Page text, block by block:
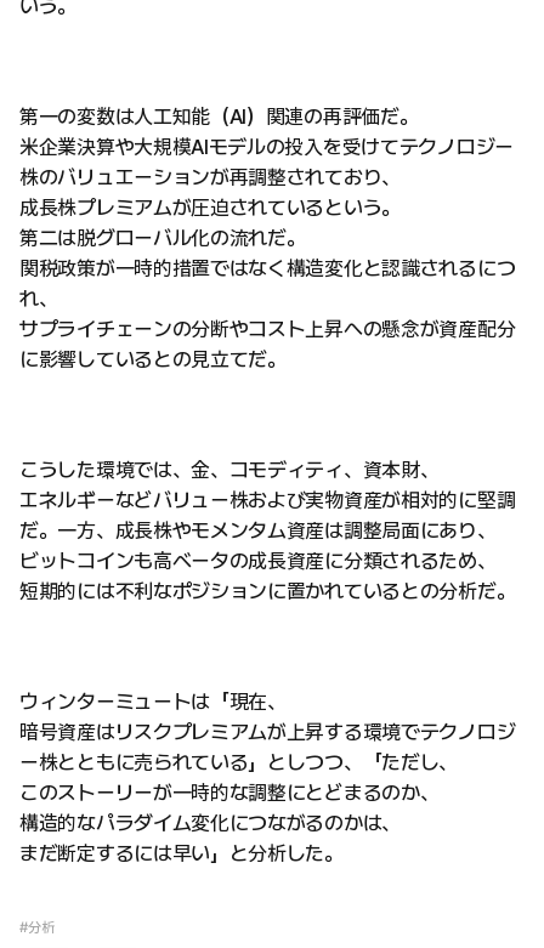
いう。
第一の変数は人工知能（AI）関連の再評価だ。
米企業決算や大規模AIモデルの投入を受けてテクノロジー
株のバリュエーションが再調整されており、
成長株プレミアムが圧迫されているという。
第二は脱グローバル化の流れだ。
関税政策が一時的措置ではなく構造変化と認識されるにつ
れ、
サプライチェーンの分断やコスト上昇への懸念が資産配分
に影響しているとの見立てだ。
こうした環境では、金、コモディティ、資本財、
エネルギーなどバリュー株および実物資産が相対的に堅調
だ。一方、成長株やモメンタム資産は調整局面にあり、
ビットコインも高ベータの成長資産に分類されるため、
短期的には不利なポジションに置かれているとの分析だ。
ウィンターミュートは「現在、
暗号資産はリスクプレミアムが上昇する環境でテクノロジ
ー株とともに売られている」としつつ、「ただし、
このストーリーが一時的な調整にとどまるのか、
構造的なパラダイム変化につながるのかは、
まだ断定するには早い」と分析した。
#分析